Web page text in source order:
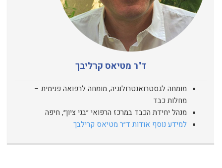
ד"ר מטיאס קרליבך
מומחה לגסטרואנטרולוגיה, מומחה לרפואה פנימית –
מחלות כבד
מנהל יחידת הכבד במרכז הרפואי ״בני ציון״, חיפה
למידע נוסף אודות ד״ר מטיאס קרילבך